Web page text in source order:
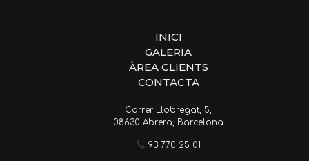
INICI
GALERIA
ÀREA CLIENTS
CONTACTA
Carrer Llobregat, 5,
08630 Abrera, Barcelona
93 770 25 01